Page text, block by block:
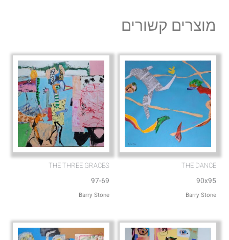
a
p
e
מוצרים קשורים
THE DANCE
90x95
Barry Stone
THE THREE GRACES
97-69
Barry Stone